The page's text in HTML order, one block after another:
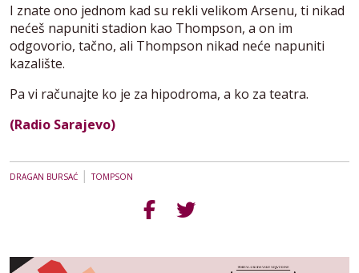
I znate ono jednom kad su rekli velikom Arsenu, ti nikad
nećeš napuniti stadion kao Thompson, a on im
odgovorio, tačno, ali Thompson nikad neće napuniti
kazalište.
Pa vi računajte ko je za hipodroma, a ko za teatra.
(Radio Sarajevo)
DRAGAN BURSAĆ |TOMPSON